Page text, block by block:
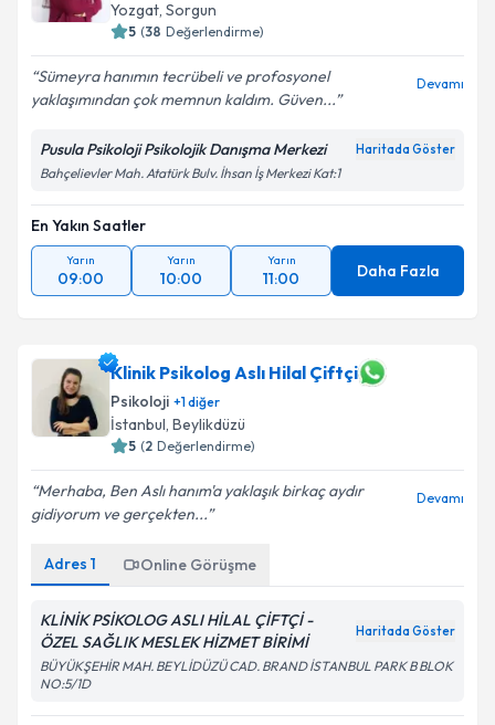
Yozgat, Sorgun
5 (38 Değerlendirme)
Sümeyra hanımın tecrübeli ve profosyonel
yaklaşımından çok memnun kaldım. Güven...
Devamı
Pusula Psikoloji Psikolojik Danışma Merkezi Haritada Göster
Bahçelievler Mah. Atatürk Bulv. İhsan İş Merkezi Kat:1
En Yakın Saatler
Yarın
09:00
Yarın
10:00
Yarın
11:00 Daha Fazla
Klinik Psikolog Aslı Hilal Çiftçi
Psikoloji +1diğer
İstanbul, Beylikdüzü
5 (2 Değerlendirme)
Merhaba, Ben Aslı hanım'a yaklaşık birkaç aydır
gidiyorum ve gerçekten...
Devamı
Adres 1 Online Görüşme
KLİNİK PSİKOLOG ASLI HİLAL ÇİFTÇİ -
ÖZEL SAĞLIK MESLEK HİZMET BİRİMİ
Haritada Göster
BÜYÜKŞEHİR MAH. BEYLİDÜZÜ CAD. BRAND İSTANBUL PARK B BLOK
NO:5/1D